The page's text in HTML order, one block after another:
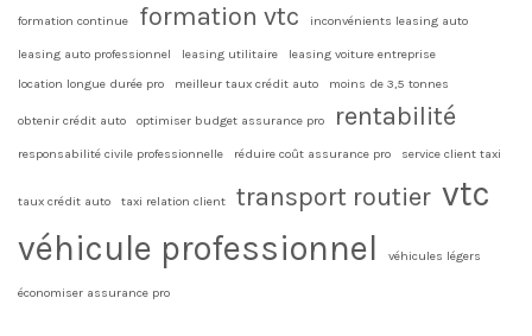
formation continue formation vtc inconvénients leasing auto
leasing auto professionnel leasing utilitaire
leasing voiture entreprise
location longue durée pro
meilleur taux crédit auto moins de 3,5 tonnes
obtenir crédit auto optimiser budget assurance pro rentabilité
responsabilité civile professionnelle réduire coût assurance pro service client taxi
taux crédit auto taxi relation client transport routier vtc
véhicule professionnel
véhicules légers
économiser assurance pro